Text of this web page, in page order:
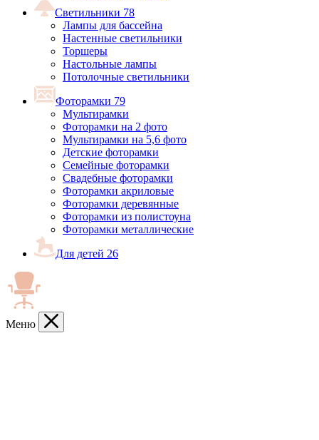
Светильники 78
Лампы для бассейна
Настенные светильники
Торшеры
Настольные лампы
Потолочные светильники
Фоторамки 79
Мультирамки
Фоторамки на 2 фото
Мультирамки на 5,6 фото
Детские фоторамки
Семейные фоторамки
Свадебные фоторамки
Фоторамки акриловые
Фоторамки деревянные
Фоторамки из полистоуна
Фоторамки металлические
Для детей 26
Меню